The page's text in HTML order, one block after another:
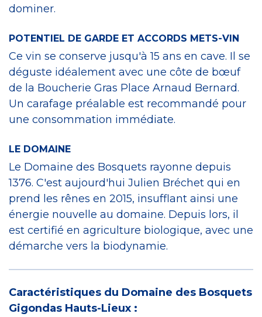
dominer.
POTENTIEL DE GARDE ET ACCORDS METS-VIN
Ce vin se conserve jusqu'à 15 ans en cave. Il se
déguste idéalement avec une côte de bœuf
de la Boucherie Gras Place Arnaud Bernard.
Un carafage préalable est recommandé pour
une consommation immédiate.
LE DOMAINE
Le Domaine des Bosquets rayonne depuis
1376. C'est aujourd'hui Julien Bréchet qui en
prend les rênes en 2015, insufflant ainsi une
énergie nouvelle au domaine. Depuis lors, il
est certifié en agriculture biologique, avec une
démarche vers la biodynamie.
Caractéristiques du Domaine des Bosquets
Gigondas Hauts-Lieux :